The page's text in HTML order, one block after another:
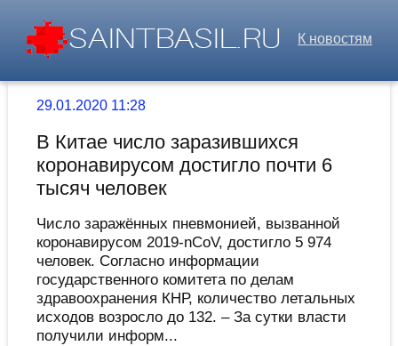
К новостям
29.01.2020 11:28
В Китае число заразившихся
коронавирусом достигло почти 6
тысяч человек
Число заражённых пневмонией, вызванной
коронавирусом 2019-nCoV, достигло 5 974
человек. Согласно информации
государственного комитета по делам
здравоохранения КНР, количество летальных
исходов возросло до 132. – За сутки власти
получили информ...